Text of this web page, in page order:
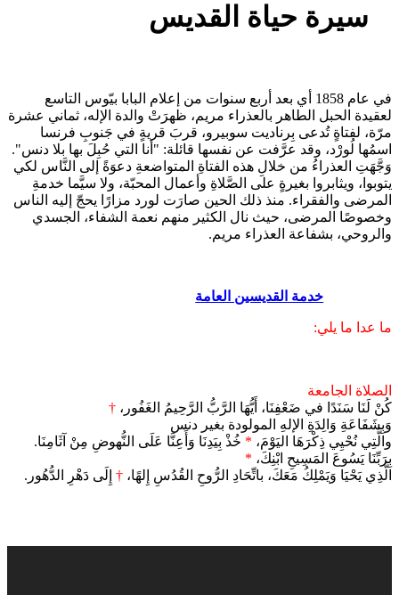
سيرة حياة القديس
في عام 1858 أي بعد أربع سنوات من إعلام البابا بيّوس التاسع
لعقيدة الحبل الطاهر بالعذراء مريم، ظهرَتْ والدة الإله، ثماني عشرة
مرّة، لفتاةٍ تُدعى بِرناديت سوبيرو، قربَ قريةٍ في جَنوبِ فرنسا
اسمُها لُورْد، وقد عرَّفت عن نفسها قائلة: "أنا التي حُبِلَ بها بلا دنس".
وَجَّهَتِ العذراءُ من خلالِ هذه الفتاةِ المتواضعةِ دعوَةً إلى النَّاس لكي
يتوبوا، ويثابروا بغيرةٍ على الصَّلاةِ وأعمال المحبّة، ولا سيَّما خدمةِ
المرضى والفقراء. منذ ذلك الحين صارَت لورد مزارًا يحجّ إليه الناس
وخصوصًا المرضى، حيث نال الكثير منهم نعمة الشفاء، الجسدي
والروحي، بشفاعة العذراء مريم.
خدمة القديسين العامة
ما عدا ما يلي:
الصلاة الجامعة
كُنْ لَنَا سَنَدًا في ضَعْفِنَا، أَيُّهَا الرَّبُّ الرَّحِيمُ الغَفُور، †
وَبِشَفَاعَةِ وَالِدَةِ الإلهِ المولودة بغير دنس
والَّتِي نُحْيِي ذِكْرَهَا اليَوْمَ، * خُذْ بِيَدِنَا وَأَعِنَّا عَلَى النُّهوضِ مِنْ آثَامِنَا.
بِرَبِّنَا يَسُوعَ المَسِيحِ ابْنِكَ، *
الَّذِي يَحْيَا وَيَمْلِكُ مَعَكَ، باتِّحَادِ الرُّوحِ القُدُسِ إِلهًا، † إِلَى دَهْرِ الدُّهُور.